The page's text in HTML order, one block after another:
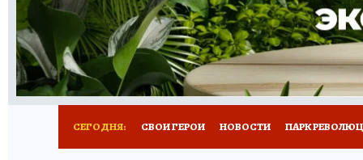
ВСЕ О КП РАДИО КП РЕКЛАМА ТЕСТЫ
СЕГОДНЯ: СВОИ ГЕРОИ НОВОСТИ ПАРК